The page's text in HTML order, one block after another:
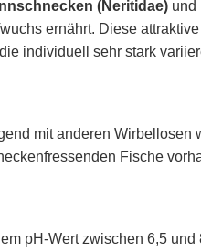
(Neritidae) und
ernährt. Diese
individuell sehr stark
mit anderen
Fische
pH-Wert zwischen 6,5